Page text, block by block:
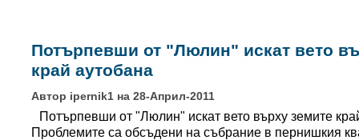
Потърпевши от "Люлин" искат вето
край аутобана
Автор ipernik1 на 28-Април-2011
Потърпевши от "Люлин" искат вето върху земите
Проблемите са обсъдени на събрание в пернишкия